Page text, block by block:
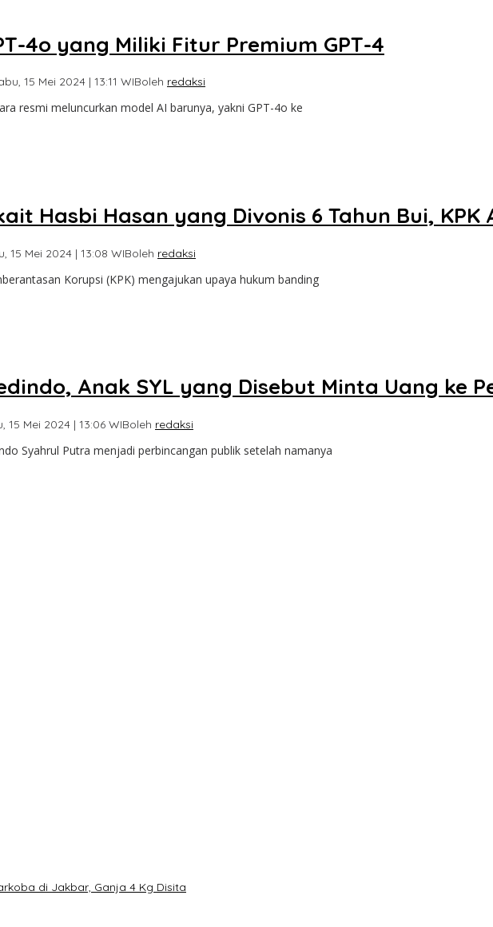
4o yang Miliki Fitur Premium GPT-4
15 Mei 2024 | 13:11 WIBoleh redaksi
resmi meluncurkan model AI barunya, yakni GPT-4o ke
Hasbi Hasan yang Divonis 6 Tahun Bui, KPK
15 Mei 2024 | 13:08 WIBoleh redaksi
Korupsi (KPK) mengajukan upaya hukum banding
Anak SYL yang Disebut Minta Uang ke
15 Mei 2024 | 13:06 WIBoleh redaksi
Syahrul Putra menjadi perbincangan publik setelah namanya
di Jakbar, Ganja 4 Kg Disita